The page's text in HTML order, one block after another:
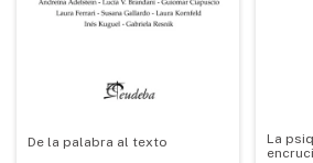
De la palabra al texto
La